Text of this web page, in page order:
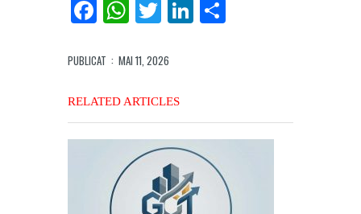
Facebook
WhatsApp
TwitterLinkedIn
PUBLICAT : MAI 11, 2026
RELATED ARTICLES